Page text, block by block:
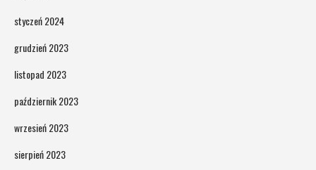
styczeń 2024
grudzień 2023
listopad 2023
październik 2023
wrzesień 2023
sierpień 2023